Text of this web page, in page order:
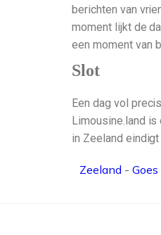
berichten van
moment lijkt de
een moment van
Slot
Een dag vol
Limousine.land is
in Zeeland
Zeeland -Goes